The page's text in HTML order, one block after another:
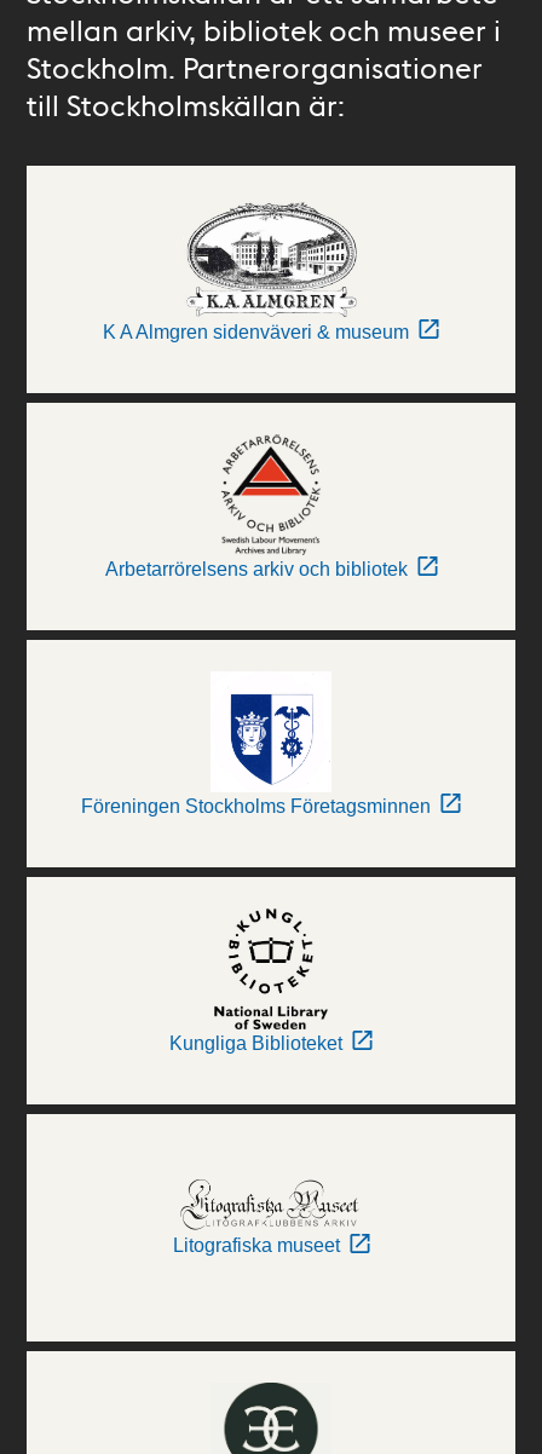
mellan arkiv, bibliotek och museer i
Stockholm. Partnerorganisationer
till Stockholmskällan är:
K A Almgren sidenväveri & museum
Arbetarrörelsens arkiv och bibliotek
Föreningen Stockholms Företagsminnen
Kungliga Biblioteket
Litografiska museet